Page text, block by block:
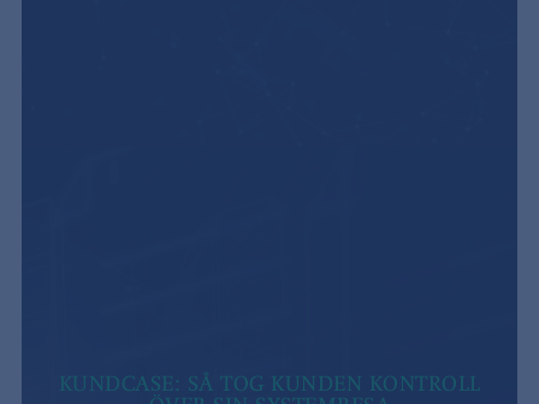
KUNDCASE: SÅ TOG KUNDEN KONTROLL